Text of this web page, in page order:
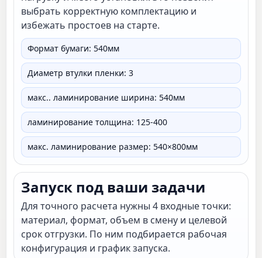
выбрать корректную комплектацию и
избежать простоев на старте.
Формат бумаги: 540мм
Диаметр втулки пленки: 3
макс.. ламинирование ширина: 540мм
ламинирование толщина: 125-400
макс. ламинирование размер: 540×800мм
Запуск под ваши задачи
Для точного расчета нужны 4 входные точки:
материал, формат, объем в смену и целевой
срок отгрузки. По ним подбирается рабочая
конфигурация и график запуска.